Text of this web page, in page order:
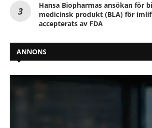
Hansa Biopharmas ansökan för
medicinsk produkt (BLA) för
accepterats av FDA
ANNONS